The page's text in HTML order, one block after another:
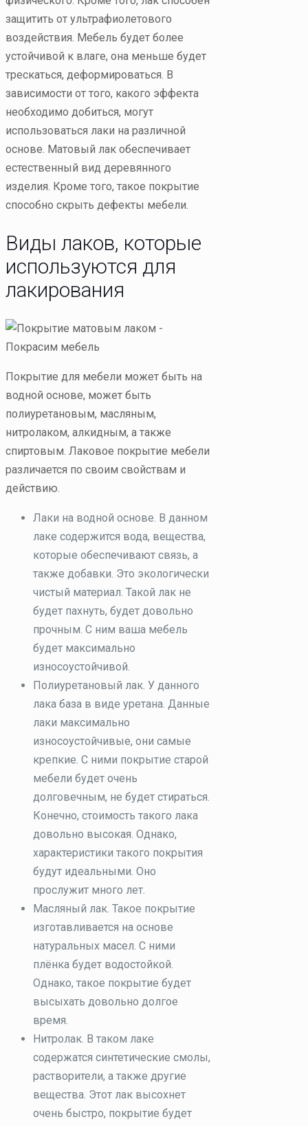
защитить от ультрафиолетового
воздействия. Мебель будет более
устойчивой к влаге, она меньше будет
трескаться, деформироваться. В
зависимости от того, какого эффекта
необходимо добиться, могут
использоваться лаки на различной
основе. Матовый лак обеспечивает
естественный вид деревянного
изделия. Кроме того, такое покрытие
способно скрыть дефекты мебели.
Виды лаков, которые
используются для
лакирования
Покрытие для мебели может быть на
водной основе, может быть
полиуретановым, масляным,
нитролаком, алкидным, а также
спиртовым. Лаковое покрытие мебели
различается по своим свойствам и
действию.
Лаки на водной основе. В данном
лаке содержится вода, вещества,
которые обеспечивают связь, а
также добавки. Это экологически
чистый материал. Такой лак не
будет пахнуть, будет довольно
прочным. С ним ваша мебель
будет максимально
износоустойчивой.
Полиуретановый лак. У данного
лака база в виде уретана. Данные
лаки максимально
износоустойчивые, они самые
крепкие. С ними покрытие старой
мебели будет очень
долговечным, не будет стираться.
Конечно, стоимость такого лака
довольно высокая. Однако,
характеристики такого покрытия
будут идеальными. Оно
прослужит много лет.
Масляный лак. Такое покрытие
изготавливается на основе
натуральных масел. С ними
плёнка будет водостойкой.
Однако, такое покрытие будет
высыхать довольно долгое
время.
Нитролак. В таком лаке
содержатся синтетические смолы,
растворители, а также другие
вещества. Этот лак высохнет
очень быстро, покрытие будет